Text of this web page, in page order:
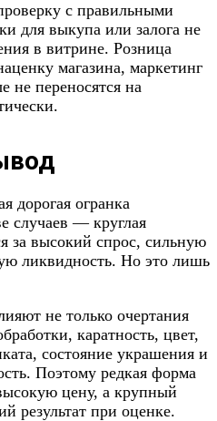
с правильными
для выкупа или залога не
в витрине. Розница
магазина, маркетинг
не переносятся на
дорогая огранка
случаев — круглая
за высокий спрос, сильную
ликвидность. Но это лишь
не только очертания
каратность, цвет,
состояние украшения и
Поэтому редкая форма
цену, а крупный
результат при оценке.